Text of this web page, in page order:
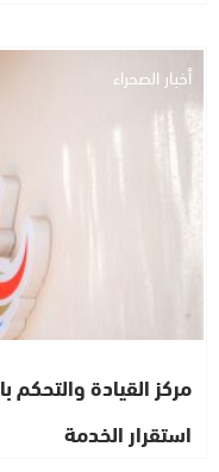
أخبار الصحراء
مركز القيادة
استقرار الخدمة